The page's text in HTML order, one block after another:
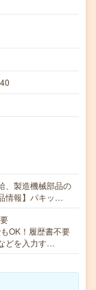
、製造機械部品の
情報】パキッ…
OK！履歴書不要
どを入力す…